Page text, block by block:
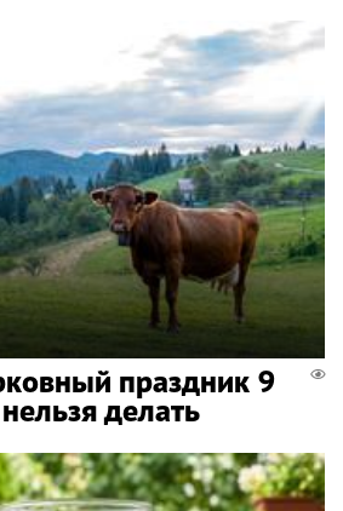
праздник 9
делать